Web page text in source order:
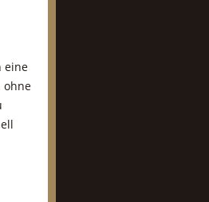
eine
ohne